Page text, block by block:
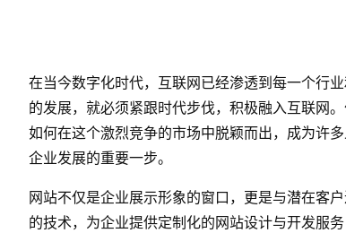
在当今数字化时代，互联网已经渗透到每一个行
的发展，就必须紧跟时代步伐，积极融入互联网
如何在这个激烈竞争的市场中脱颖而出，成为许
企业发展的重要一步。
网站不仅是企业展示形象的窗口，更是与潜在客
的技术，为企业提供定制化的网站设计与开发服